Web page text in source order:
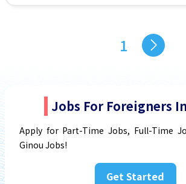
1
Jobs For Foreigners
Apply for Part-Time Jobs, Full-Time
Ginou Jobs!
Get Started